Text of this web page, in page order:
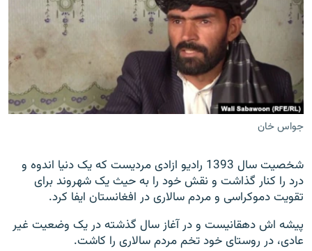
بحران مهاجرت
تماس
صفحه پشتو
Azadi English
به ما بپیوندید
همۀ سایت‌های رادیو آزادی/ رادیو اروپای آزاد
جواس خان
شخصیت سال 1393 رادیو ازادی مردیست که یک دنیا اندوه و
درد را کنار گذاشت و نقش خود را به حیث یک شهروند برای
تقویت دموکراسی و مردم سالاری در افغانستان ایفا کرد.
پیشه اش دهقانیست و در آغاز سال گذشته در یک وضعیت غیر
عادی، در روستای خود تخم مردم سالاری را کاشت.